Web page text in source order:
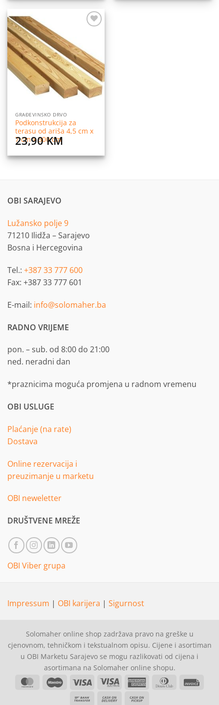
želja
GRAĐEVINSKO DRVO
Podkonstrukcija za
terasu od ariša 4,5 cm x
7 cm x 300 cm
23,90KM
OBI SARAJEVO
Lužansko polje 9
71210 Ilidža – Sarajevo
Bosna i Hercegovina
Tel.: +387 33 777 600
Fax: +387 33 777 601
E-mail: info@solomaher.ba
RADNO VRIJEME
pon. – sub. od 8:00 do 21:00
ned. neradni dan
*praznicima moguća promjena u radnom vremenu
OBI USLUGE
Plaćanje (na rate)
Dostava
Online rezervacija i
preuzimanje u marketu
OBI neweletter
DRUŠTVENE MREŽE
OBI Viber grupa
Impressum | OBI karijera | Sigurnost
Solomaher online shop zadržava pravo na greške u
cjenovnom, tehničkom i tekstualnom opisu. Cijene i asortiman
u OBI Marketu Sarajevo se mogu razlikovati od cijena i
asortimana na Solomaher online shopu.
MasterCardMaestro Visa
Visa
American Dinners
Bank
Cash